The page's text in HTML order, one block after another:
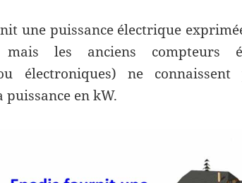
une puissance électrique
les anciens compteurs
électroniques) ne connaissent
en kW.